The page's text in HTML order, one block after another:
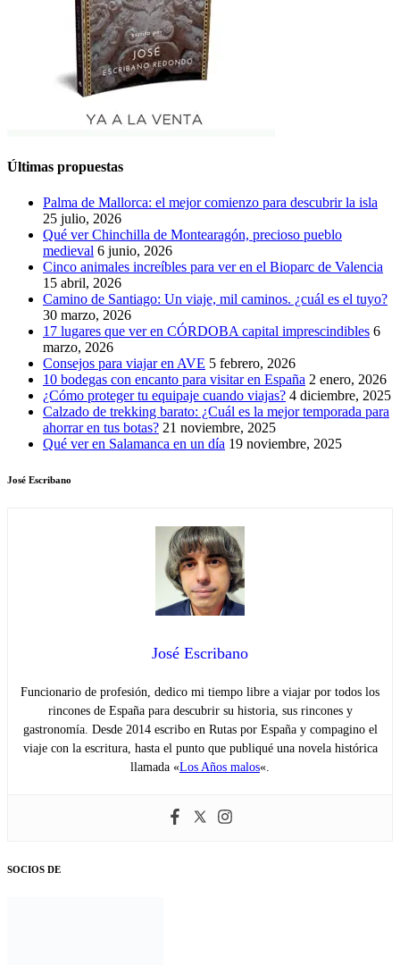
Últimas propuestas
Palma de Mallorca: el mejor comienzo para descubrir la isla
25 julio, 2026
Qué ver Chinchilla de Montearagón, precioso pueblo
medieval 6 junio, 2026
Cinco animales increíbles para ver en el Bioparc de Valencia
15 abril, 2026
Camino de Santiago: Un viaje, mil caminos. ¿cuál es el tuyo?
30 marzo, 2026
17 lugares que ver en CÓRDOBA capital imprescindibles 6
marzo, 2026
Consejos para viajar en AVE 5 febrero, 2026
10 bodegas con encanto para visitar en España 2 enero, 2026
¿Cómo proteger tu equipaje cuando viajas? 4 diciembre, 2025
Calzado de trekking barato: ¿Cuál es la mejor temporada para
ahorrar en tus botas? 21 noviembre, 2025
Qué ver en Salamanca en un día 19 noviembre, 2025
José Escribano
José Escribano
Funcionario de profesión, dedico mi tiempo libre a viajar por todos los
rincones de España para descubrir su historia, sus rincones y
gastronomía. Desde 2014 escribo en Rutas por España y compagino el
viaje con la escritura, hasta el punto que publiqué una novela histórica
llamada «Los Años malos«.
SOCIOS DE